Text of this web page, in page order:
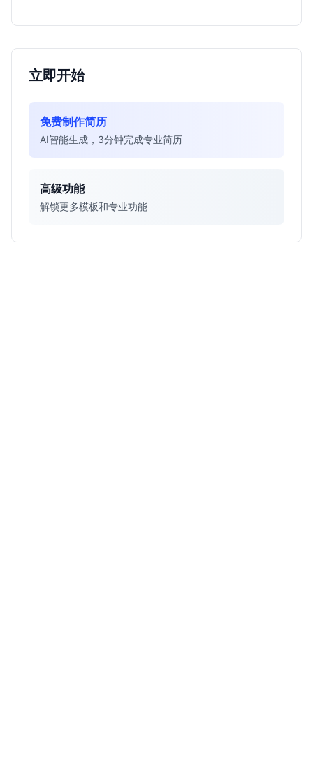
立即开始
免费制作简历
AI智能生成，3分钟完成专业简历
高级功能
解锁更多模板和专业功能